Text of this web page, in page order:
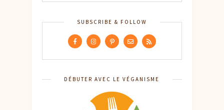
SUBSCRIBE & FOLLOW
DÉBUTER AVEC LE VÉGANISME